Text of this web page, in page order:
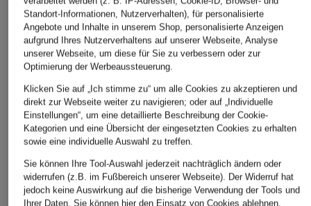
Standort-Informationen, Nutzerverhalten), für personalisierte
Angebote und Inhalte in unserem Shop, personalisierte Anzeigen
aufgrund Ihres Nutzerverhaltens auf unserer Webseite, Analyse
unserer Webseite, um diese für Sie zu verbessern oder zur
Optimierung der Werbeaussteuerung.
Klicken Sie auf „Ich stimme zu“ um alle Cookies zu akzeptieren und
direkt zur Webseite weiter zu navigieren; oder auf „Individuelle
Einstellungen“, um eine detaillierte Beschreibung der Cookie-
Kategorien und eine Übersicht der eingesetzten Cookies zu erhalten
sowie eine individuelle Auswahl zu treffen.
Sie können Ihre Tool-Auswahl jederzeit nachträglich ändern oder
widerrufen (z.B. im Fußbereich unserer Webseite). Der Widerruf hat
jedoch keine Auswirkung auf die bisherige Verwendung der Tools und
Ihrer Daten. Sie können hierden Einsatz von Cookies ablehnen.